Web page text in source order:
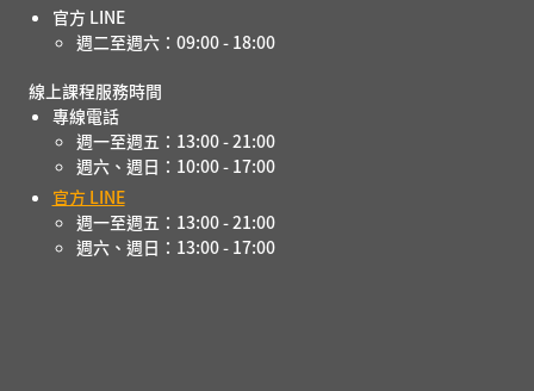
官方 LINE
週二至週六：09:00 - 18:00
線上課程服務時間
專線電話
週一至週五：13:00 - 21:00
週六、週日：10:00 - 17:00
官方 LINE
週一至週五：13:00 - 21:00
週六、週日：13:00 - 17:00